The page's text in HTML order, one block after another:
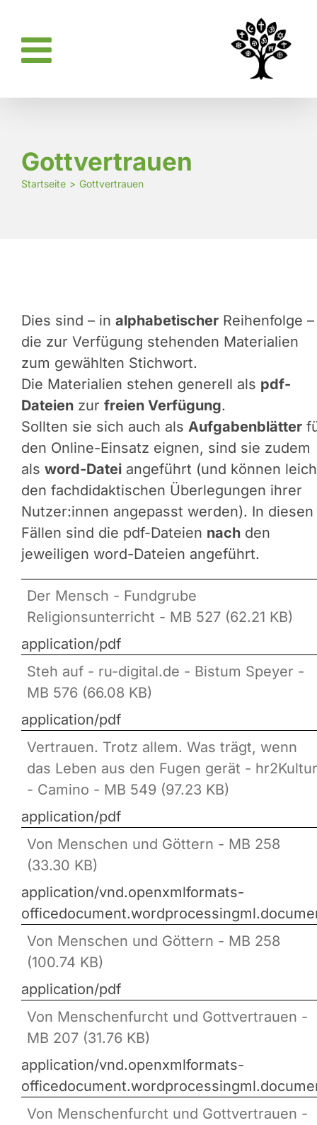
springen
Gottvertrauen
Startseite Gottvertrauen
Dies sind – in alphabetischer Reihenfolge –
die zur Verfügung stehenden Materialien
zum gewählten Stichwort.
Die Materialien stehen generell als pdf-
Dateien zur freien Verfügung.
Sollten sie sich auch als Aufgabenblätter
den Online-Einsatz eignen, sind sie zudem
als word-Datei angeführt (und können
den fachdidaktischen Überlegungen ihrer
Nutzer:innen angepasst werden). In diesen
Fällen sind die pdf-Dateien nach den
jeweiligen word-Dateien angeführt.
Der Mensch - Fundgrube
Religionsunterricht - MB 527 (62.21 KB)
application/pdf
Steh auf - ru-digital.de - Bistum Speyer -
MB 576 (66.08 KB)
application/pdf
Vertrauen. Trotz allem. Was trägt, wenn
das Leben aus den Fugen gerät - hr2Kultur
- Camino - MB 549 (97.23 KB)
application/pdf
Von Menschen und Göttern - MB 258
(33.30 KB)
application/vnd.openxmlformats-
Von Menschen und Göttern - MB 258
(100.74 KB)
application/pdf
Von Menschenfurcht und Gottvertrauen -
MB 207 (31.76 KB)
application/vnd.openxmlformats-
Von Menschenfurcht und Gottvertrauen -